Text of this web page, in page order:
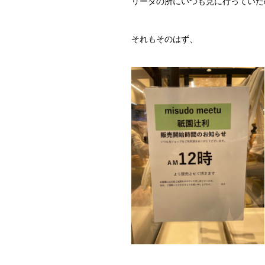
それもそのはず、